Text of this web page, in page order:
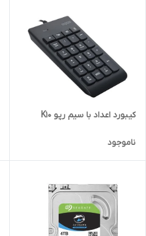
کیبورد اعداد با سیم رپو K10
ناموجود